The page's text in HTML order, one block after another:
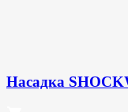
Насадка